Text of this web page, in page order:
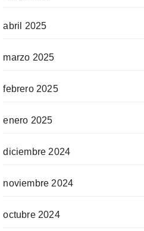
abril 2025
marzo 2025
febrero 2025
enero 2025
diciembre 2024
noviembre 2024
octubre 2024